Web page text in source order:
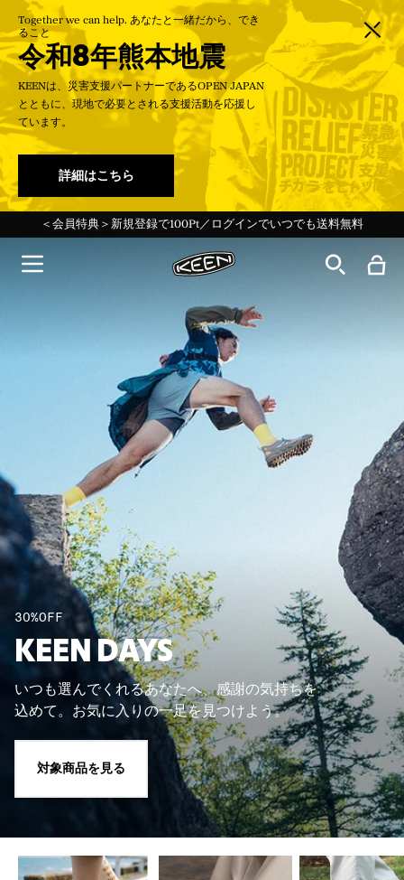
Together we can help. あなたと一緒だから、でき
ること
令和8年熊本地震
KEENは、災害支援パートナーであるOPEN JAPAN
とともに、現地で必要とされる支援活動を応援し
ています。
詳細はこちら
令和8年熊本地震に伴う配送遅延のお知らせ
ー30%Off KEEN DAYS開催中！ー
夏季休業期間中の営業について 7月31日更新
Targhee 20th 特設ページ Ι 最新ストーリーを読む→
＜会員特典＞新規登録で100Pt／ログインでいつでも送料無料
令和8年熊本地震に伴う配送遅延のお知らせ
ー30%Off KEEN DAYS開催中！ー
30%OFF
KEEN DAYS
いつも選んでくれるあなたへ、感謝の気持ちを
込めて。お気に入りの一足を見つけよう。
対象商品を見る